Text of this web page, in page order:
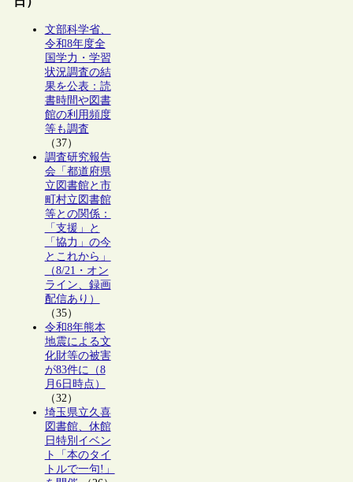
文部科学省、
令和8年度全
国学力・学習
状況調査の結
果を公表：読
書時間や図書
館の利用頻度
等も調査
（37）
調査研究報告
会「都道府県
立図書館と市
町村立図書館
等との関係：
「支援」と
「協力」の今
とこれから」
（8/21・オン
ライン、録画
配信あり）
（35）
令和8年熊本
地震による文
化財等の被害
が83件に（8
月6日時点）
（32）
埼玉県立久喜
図書館、休館
日特別イベン
ト「本のタイ
トルで一句!」